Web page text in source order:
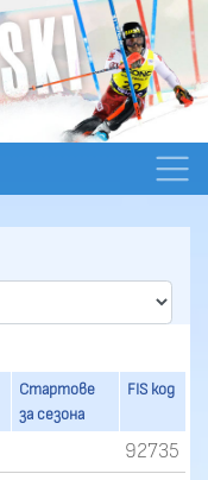
Стартове
за сезона
FIS код
92735